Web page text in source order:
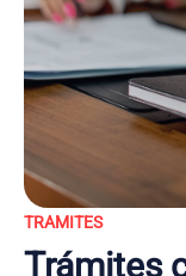
TRAMITES
Trámites